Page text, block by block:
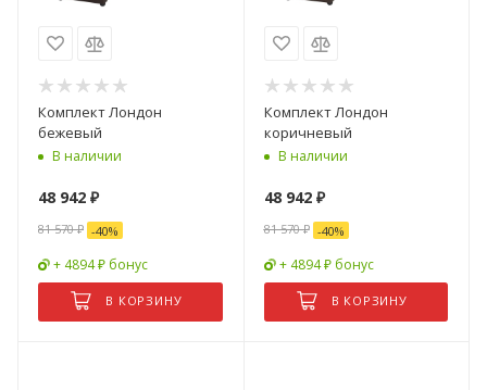
Комплект Лондон
бежевый
В наличии
48 942 ₽
81 570₽ -40%
+ 4894 ₽ бонус
В КОРЗИНУ
Комплект Лондон
коричневый
В наличии
48 942₽
81 570₽ -40%
+ 4894 ₽ бонус
В КОРЗИНУ